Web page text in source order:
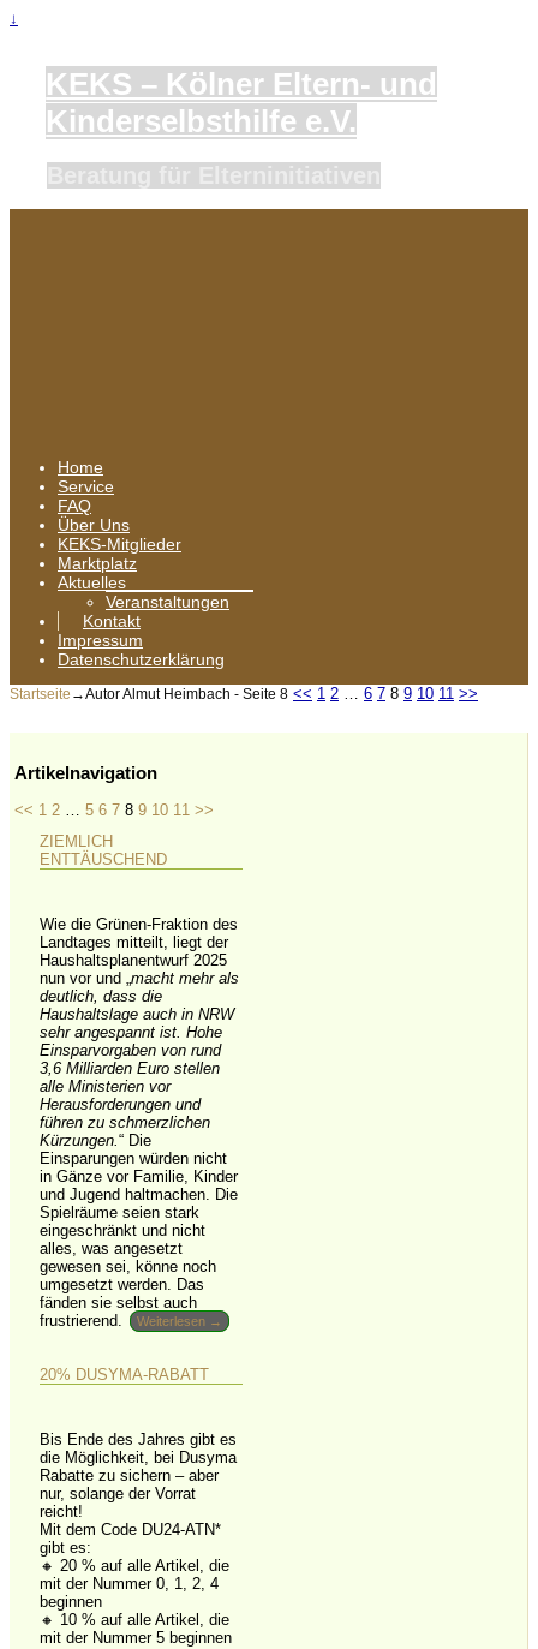
↓
KEKS – Kölner Eltern- und
Kinderselbsthilfe e.V.
Home
Service
FAQ
Über Uns
KEKS-Mitglieder
Marktplatz
Aktuelles
Veranstaltungen
Kontakt
Impressum
Datenschutzerklärung
Startseite →AutorAlmut Heimbach - Seite 8 << 1 2 6 7 8 9 10 11 >>
Artikelnavigation
<< 1 2 … 5 6 7 8 9 10 11 >>
ZIEMLICH
ENTTÄUSCHEND
Wie die Grünen-Fraktion des
Landtages mitteilt, liegt der
Haushaltsplanentwurf 2025
nun vor und „macht mehr als
deutlich, dass die
Haushaltslage auch in NRW
sehr angespannt ist. Hohe
Einsparvorgaben von rund
3,6 Milliarden Euro stellen
alle Ministerien vor
Herausforderungen und
führen zu schmerzlichen
Kürzungen.“ Die
Einsparungen würden nicht
in Gänze vor Familie, Kinder
und Jugend haltmachen. Die
Spielräume seien stark
eingeschränkt und nicht
alles, was angesetzt
gewesen sei, könne noch
umgesetzt werden. Das
fänden sie selbst auch
frustrierend.
Weiterlesen →
20% DUSYMA-RABATT
Bis Ende des Jahres gibt es
die Möglichkeit, bei Dusyma
Rabatte zu sichern – aber
nur, solange der Vorrat
reicht!
Mit dem Code DU24-ATN*
gibt es:
🔸 20 % auf alle Artikel, die
mit der Nummer 0, 1, 2, 4
beginnen
🔸 10 % auf alle Artikel, die
mit der Nummer 5 beginnen